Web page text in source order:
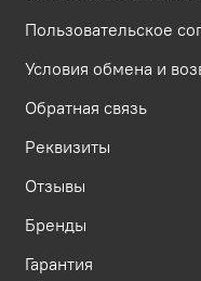
Пользовательское
Условия обмена и
Обратная связь
Реквизиты
Отзывы
Бренды
Гарантия